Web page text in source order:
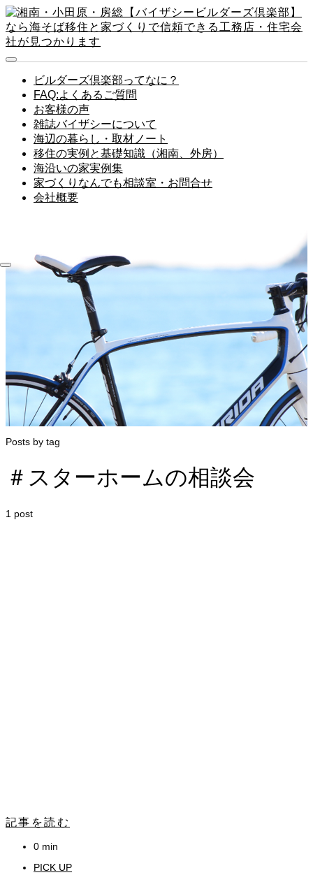
ビルダーズ倶楽部ってなに？
FAQ:よくあるご質問
お客様の声
雑誌バイザシーについて
海辺の暮らし・取材ノート
移住の実例と基礎知識（湘南、外房）
海沿いの家実例集
家づくりなんでも相談室・お問合せ
会社概要
Posts by tag
＃スターホームの相談会
1 post
記事を読む
0 min
PICK UP